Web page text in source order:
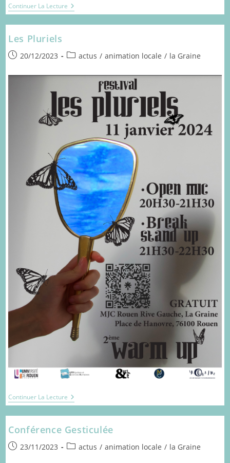
Continuer La Lecture Invitation
Aux
Vœux
Les Pluriels
Publication
20/12/2023
Postactus / animation locale / la Graine
Continuer La Lecture Les
Pluriels
Conférence Gesticulée
Publication
23/11/2023
Postactus / animation locale / la Graine